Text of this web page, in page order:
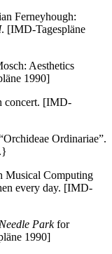
Ferneyhough:
. [IMD-Tagespläne
Aesthetics
1990]
concert. [IMD-
Ordinariae”.
Musical Computing
every day. [IMD-
Parkfor
1990]